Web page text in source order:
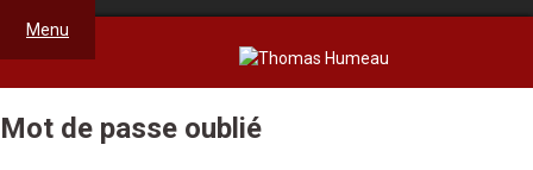
Menu
Mot de passe oublié